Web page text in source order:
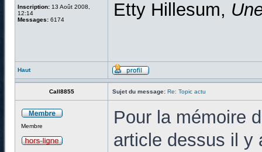
Inscription: 13 Août 2008,
12:14
Messages: 6174
Etty Hillesum,
Haut
Call8855 Sujet du message: Re: Topic actu
Membre
Pour la mémoire
article dessus il y